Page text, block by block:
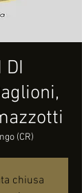
DI
(CR)
chiusa